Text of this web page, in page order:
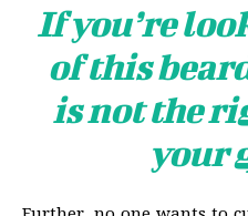
If you’re
of this
is not the
your